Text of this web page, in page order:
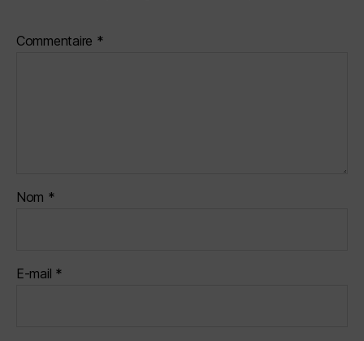
Commentaire *
Nom *
E-mail *